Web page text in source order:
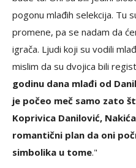
pogonu mlađih selekcija. Tu
promene, pa se nadam da
igrača. Ljudi koji su vodili
mislim da su dvojica bili
godinu dana mlađi od
je počeo meč samo zato
Koprivica Danilović,
romantični plan da oni
simbolika u tome."